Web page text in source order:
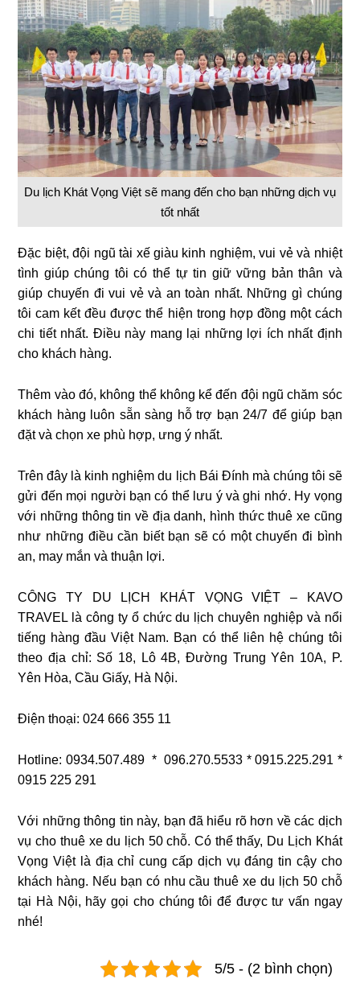
Du lịch Khát Vọng Việt sẽ mang đến cho bạn những dịch vụ
tốt nhất
Đặc biệt, đội ngũ tài xế giàu kinh nghiệm, vui vẻ và nhiệt
tình giúp chúng tôi có thể tự tin giữ vững bản thân và
giúp chuyến đi vui vẻ và an toàn nhất. Những gì chúng
tôi cam kết đều được thể hiện trong hợp đồng một cách
chi tiết nhất. Điều này mang lại những lợi ích nhất định
cho khách hàng.
Thêm vào đó, không thể không kể đến đội ngũ chăm sóc
khách hàng luôn sẵn sàng hỗ trợ bạn 24/7 để giúp bạn
đặt và chọn xe phù hợp, ưng ý nhất.
Trên đây là kinh nghiệm du lịch Bái Đính mà chúng tôi sẽ
gửi đến mọi người bạn có thể lưu ý và ghi nhớ. Hy vọng
với những thông tin về địa danh, hình thức thuê xe cũng
như những điều cần biết bạn sẽ có một chuyến đi bình
an, may mắn và thuận lợi.
CÔNG TY DU LỊCH KHÁT VỌNG VIỆT – KAVO
TRAVEL là công ty ổ chức du lịch chuyên nghiệp và nổi
tiếng hàng đầu Việt Nam. Bạn có thể liên hệ chúng tôi
theo địa chỉ: Số 18, Lô 4B, Đường Trung Yên 10A, P.
Yên Hòa, Cầu Giấy, Hà Nội.
Điện thoại: 024 666 355 11
Hotline: 0934.507.489 * 096.270.5533 * 0915.225.291 *
0915 225 291
Với những thông tin này, bạn đã hiểu rõ hơn về các dịch
vụ cho thuê xe du lịch 50 chỗ. Có thể thấy, Du Lịch Khát
Vọng Việt là địa chỉ cung cấp dịch vụ đáng tin cậy cho
khách hàng. Nếu bạn có nhu cầu thuê xe du lịch 50 chỗ
tại Hà Nội, hãy gọi cho chúng tôi để được tư vấn ngay
nhé!
5/5 - (2 bình chọn)